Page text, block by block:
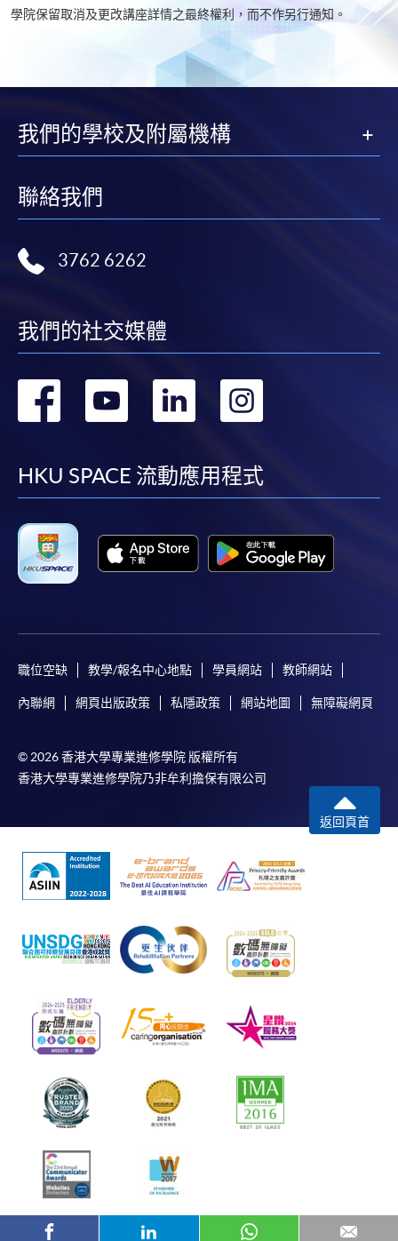
學院保留取消及更改講座詳情之最終權利，而不作另行通知。
我們的學校及附屬機構
聯絡我們
3762 6262
我們的社交媒體
轉
facebook
轉
youtube
轉
linkedin
HKU SPACE 流動應用程式
職位空缺 教學/報名中心地點 學員網站 教師網站
內聯網 網頁出版政策 私隱政策 網站地圖 無障礙網頁
© 2026 香港大學專業進修學院 版權所有
香港大學專業進修學院乃非牟利擔保有限公司
返回頁首